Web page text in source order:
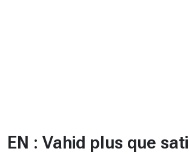
EN : Vahid plus que